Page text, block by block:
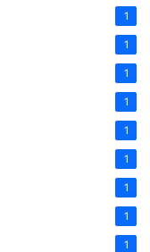
1
1
1
1
1
1
1
1
1